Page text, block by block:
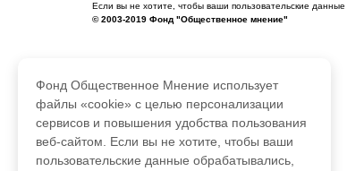
Если вы не хотите, чтобы ваши пользовательские
© 2003-2019 Фонд "Общественное мнение"
Фонд Общественное Мнение использует
файлы «cookie» с целью персонализации
сервисов и повышения удобства пользования
веб-сайтом. Если вы не хотите, чтобы ваши
пользовательские данные обрабатывались,